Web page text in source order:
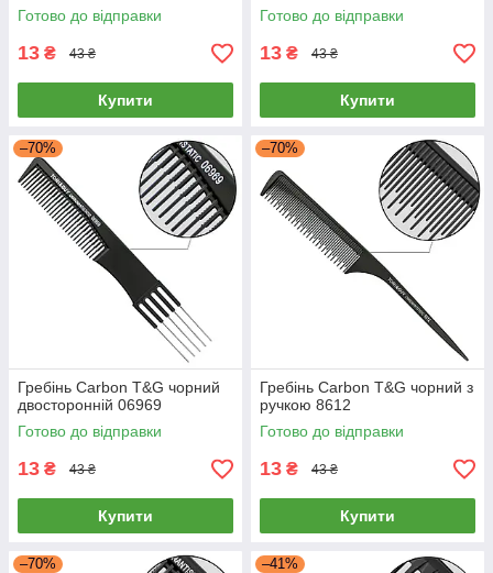
Готово до відправки
13 ₴ 43 ₴
Купити
Готово до відправки
13 ₴ 43 ₴
Купити
–70%
Гребінь Carbon T&G чорний
двосторонній 06969
Готово до відправки
13 ₴ 43 ₴
Купити
–70%
Гребінь Carbon T&G чорний з
ручкою 8612
Готово до відправки
13 ₴ 43 ₴
Купити
–70% –41%